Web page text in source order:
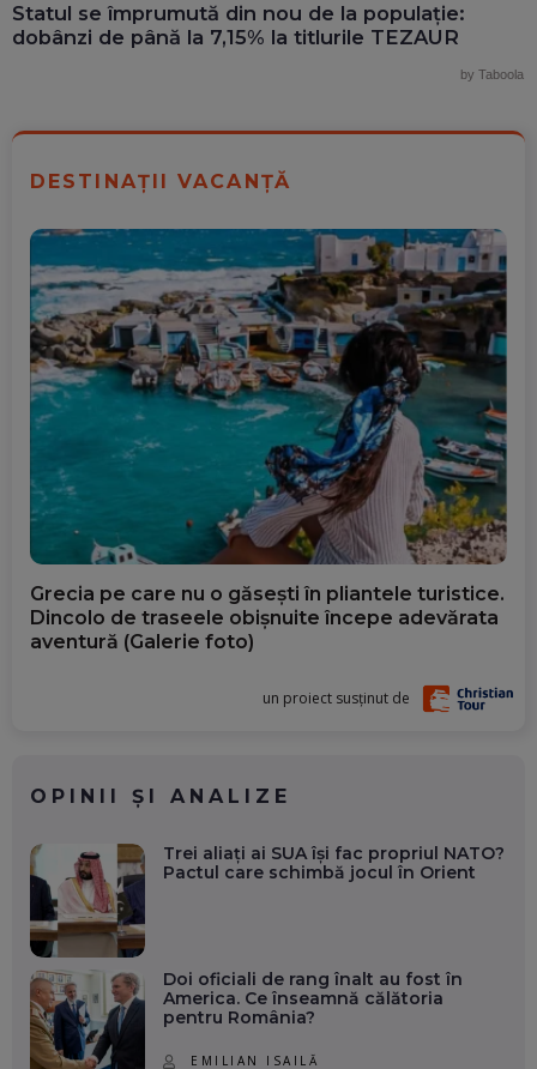
Statul se împrumută din nou de la populație:
dobânzi de până la 7,15% la titlurile TEZAUR
by Taboola
DESTINAȚII VACANȚĂ
Grecia pe care nu o găsești în pliantele turistice.
Dincolo de traseele obișnuite începe adevărata
aventură (Galerie foto)
un proiect susținut de
OPINII ȘI ANALIZE
Trei aliați ai SUA își fac propriul NATO?
Pactul care schimbă jocul în Orient
Doi oficiali de rang înalt au fost în
America. Ce înseamnă călătoria
pentru România?
EMILIAN ISAILĂ